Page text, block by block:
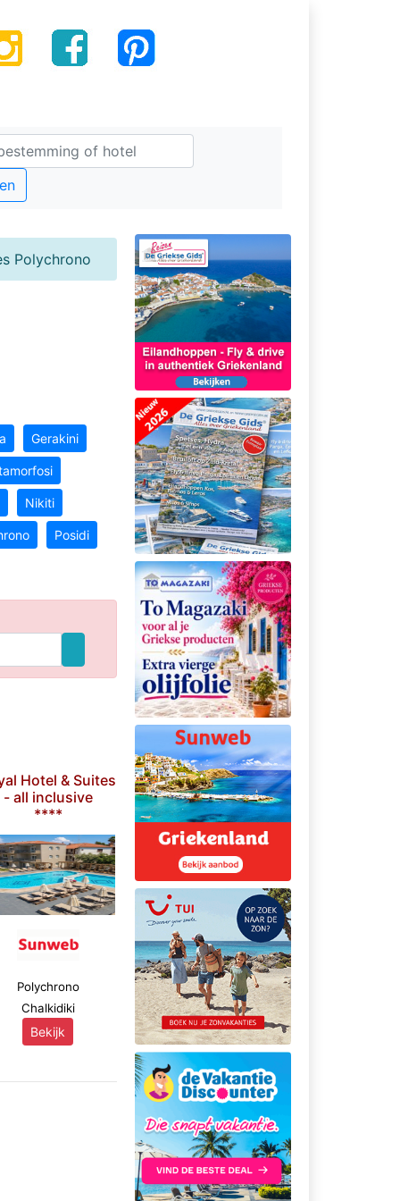
Polychrono
Gerakini
Nikiti
Posidi
Hotel & Suites
- all inclusive
****
Polychrono
Chalkidiki
Bekijk